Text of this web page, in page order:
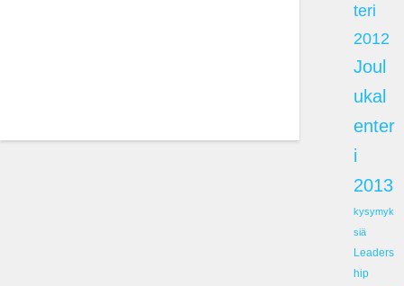
teri
2012
Joul
ukal
enter
i
2013
kysymyk
siä
Leaders
hip